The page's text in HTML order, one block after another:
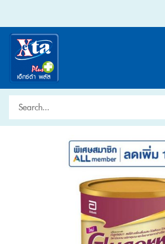
content
Search
for: